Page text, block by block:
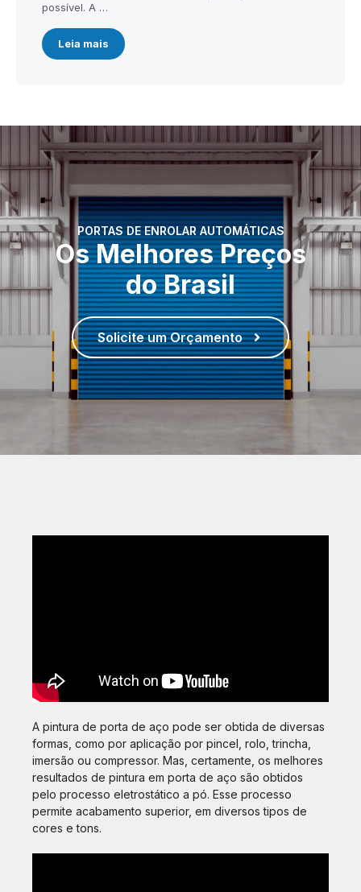
possível. A …
Leia mais
PORTAS DE ENROLAR AUTOMÁTICAS
Os Melhores Preços
do Brasil
Solicite um Orçamento
A pintura de porta de aço pode ser obtida de diversas
formas, como por aplicação por pincel, rolo, trincha,
imersão ou compressor. Mas, certamente, os melhores
resultados de pintura em porta de aço são obtidos
pelo processo eletrostático a pó. Esse processo
permite acabamento superior, em diversos tipos de
cores e tons.